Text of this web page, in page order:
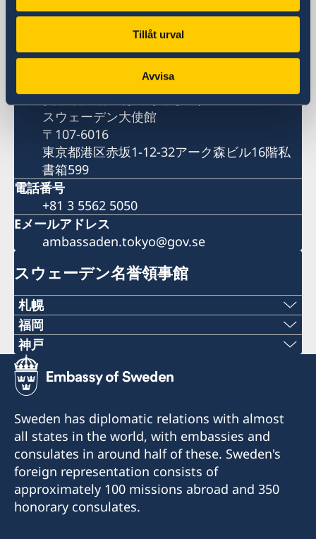
Tillåt urval
Avvisa
住所
スウェーデン大使館
東京都港区赤坂1-12-32アーク森ビル16階
(郵便物送付先はこちらまで)
スウェーデン大使館
〒107-6016
東京都港区赤坂1-12-32アーク森ビル16階私
書箱599
電話番号
+81 3 5562 5050
Eメールアドレス
ambassaden.tokyo@gov.se
スウェーデン名誉領事館
札幌
〒060-0807 札幌市北区北7条西1丁目2-6 NCO
札幌14階 デラバル株式会社内
名誉領事館への訪問の際は、事前にEメールでの予
予約用Eメール：
sweden-sapporo@delaval.com
電話受付時間：
平日（日本の祝日を除く） 10:00～12:00
電話 011-738-2319
福岡
Phone numbers
+81 92 942 0511
+81 92 942 3761
〒811-3134福岡県古賀市青柳3108-3
当面の間、名誉領事館への訪問の際は事前にEメー
ルでの予約が必要です。
神戸
Phone numbers
+81 78 351 7695
Fax numbers
+81 78 351 0880
〒650-0023 神戸市中央区栄町通4‐2‐18
当面の間、名誉領事館への訪問の際は事前にEメー
Sweden has diplomatic relations with almost
all states in the world, with embassies and
consulates in around half of these. Sweden's
foreign representation consists of
approximately 100 missions abroad and 350
honorary consulates.